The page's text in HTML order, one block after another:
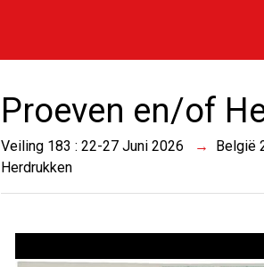
Proeven en/of
Veiling 183 : 22-27 Juni 2026 België
Herdrukken